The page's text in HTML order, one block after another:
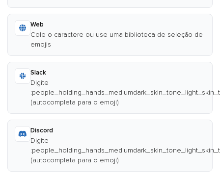
Web
Cole o caractere ou use uma biblioteca de seleção de
emojis
Slack
Digite
(autocompleta para o emoji)
Discord
Digite
(autocompleta para o emoji)